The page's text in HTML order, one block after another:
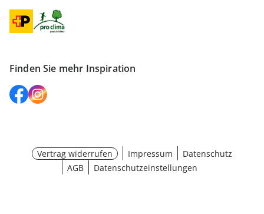
Finden Sie mehr Inspiration
Vertrag widerrufen Impressum
Datenschutz
AGB
Datenschutzeinstellungen